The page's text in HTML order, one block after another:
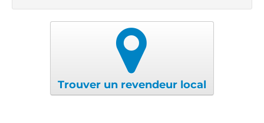
Trouver un revendeur local